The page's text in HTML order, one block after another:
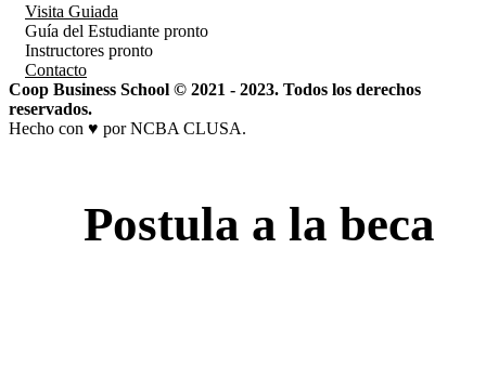
Visita Guiada
Guía del Estudiante pronto
Instructores pronto
Contacto
Coop Business School © 2021 - 2023. Todos los derechos
reservados.
Hecho con ♥ por NCBA CLUSA.
Postula a la beca